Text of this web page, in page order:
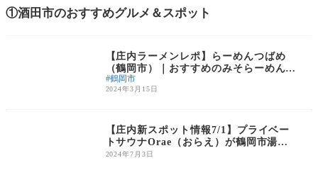
①酒田市のおすすめグルメ＆スポット
【庄内ラーメンレポ】らーめんつばめ
（鶴岡市）｜おすすめのみそらーめんは
必食！！！
鶴岡市
2024年3月15日
【庄内新スポット情報7/1】プライベー
トサウナOrae（おらえ）が鶴岡市湯野
浜にOPEN！
2024年7月3日